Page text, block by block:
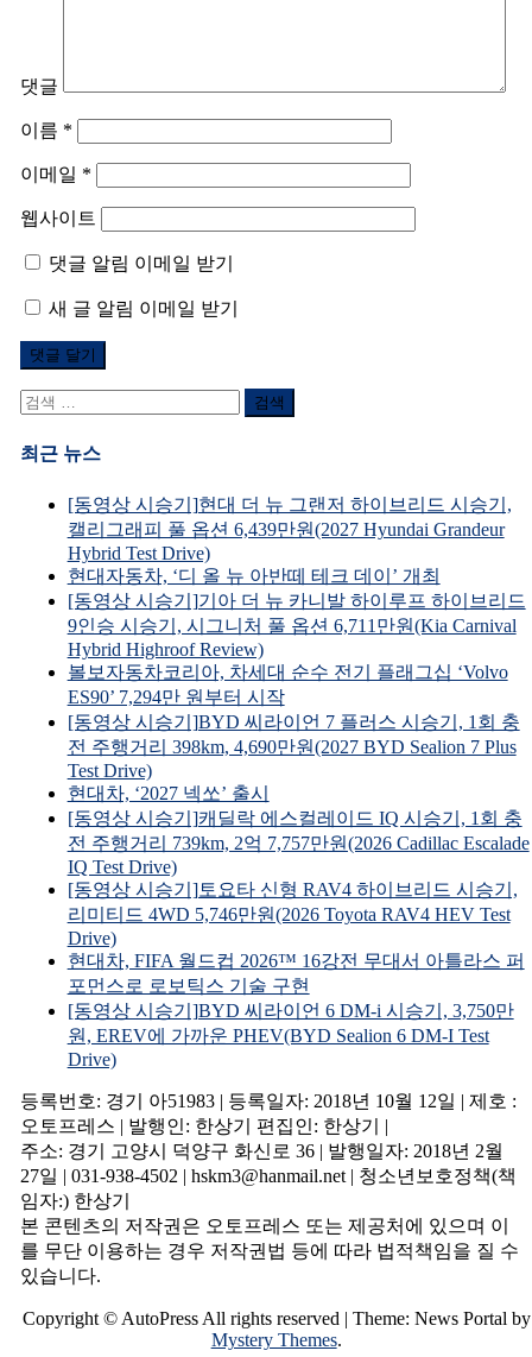
댓글
이름 *
이메일 *
웹사이트
댓글 알림 이메일 받기
새 글 알림 이메일 받기
검
어:
최근 뉴스
[동영상 시승기]현대 더 뉴 그랜저 하이브리드 시승기,
캘리그래피 풀 옵션 6,439만원(2027 Hyundai Grandeur
Hybrid Test Drive)
현대자동차, ‘디 올 뉴 아반떼 테크 데이’ 개최
[동영상 시승기]기아 더 뉴 카니발 하이루프 하이브리드
9인승 시승기, 시그니처 풀 옵션 6,711만원(Kia Carnival
Hybrid Highroof Review)
볼보자동차코리아, 차세대 순수 전기 플래그십 ‘Volvo
ES90’ 7,294만 원부터 시작
[동영상 시승기]BYD 씨라이언 7 플러스 시승기, 1회 충
전 주행거리 398km, 4,690만원(2027 BYD Sealion 7 Plus
Test Drive)
현대차, ‘2027 넥쏘’ 출시
[동영상 시승기]캐딜락 에스컬레이드 IQ 시승기, 1회 충
전 주행거리 739km, 2억 7,757만원(2026 Cadillac Escalade
IQ Test Drive)
[동영상 시승기]토요타 신형 RAV4 하이브리드 시승기,
리미티드 4WD 5,746만원(2026 Toyota RAV4 HEV Test
Drive)
현대차, FIFA 월드컵 2026™ 16강전 무대서 아틀라스 퍼
포먼스로 로보틱스 기술 구현
[동영상 시승기]BYD 씨라이언 6 DM-i 시승기, 3,750만
원, EREV에 가까운 PHEV(BYD Sealion 6 DM-I Test
Drive)
등록번호: 경기 아51983 | 등록일자: 2018년 10월 12일 | 제호 :
오토프레스 | 발행인: 한상기 편집인: 한상기 |
주소: 경기 고양시 덕양구 화신로 36 | 발행일자: 2018년 2월
27일 | 031-938-4502 | hskm3@hanmail.net | 청소년보호정책(책
임자:) 한상기
본 콘텐츠의 저작권은 오토프레스 또는 제공처에 있으며 이
를 무단 이용하는 경우 저작권법 등에 따라 법적책임을 질 수
있습니다.
Copyright © AutoPress All rights reserved | Theme: News Portal by
Mystery Themes.